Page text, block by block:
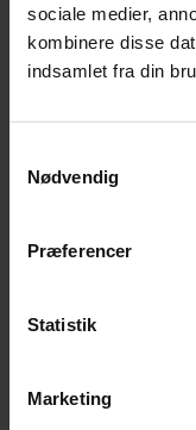
sociale medier,
kombinere disse
indsamlet fra din
Nødvendig
Præferencer
Statistik
Marketing